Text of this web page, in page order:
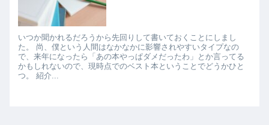
いつか聞かれるだろうから先回りして書いておくことにしまし
た。 尚、僕という人間はなかなかに影響されやすいタイプなの
で、来年になったら「あの本やっぱダメだったわ」とか言ってる
かもしれないので、現時点でのベスト本ということでどうかひと
つ。 紹介...